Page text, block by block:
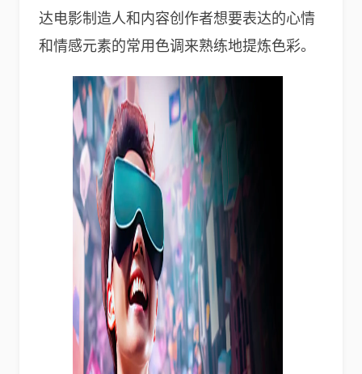
达电影制造人和内容创作者想要表达的心情
和情感元素的常用色调来熟练地提炼色彩。